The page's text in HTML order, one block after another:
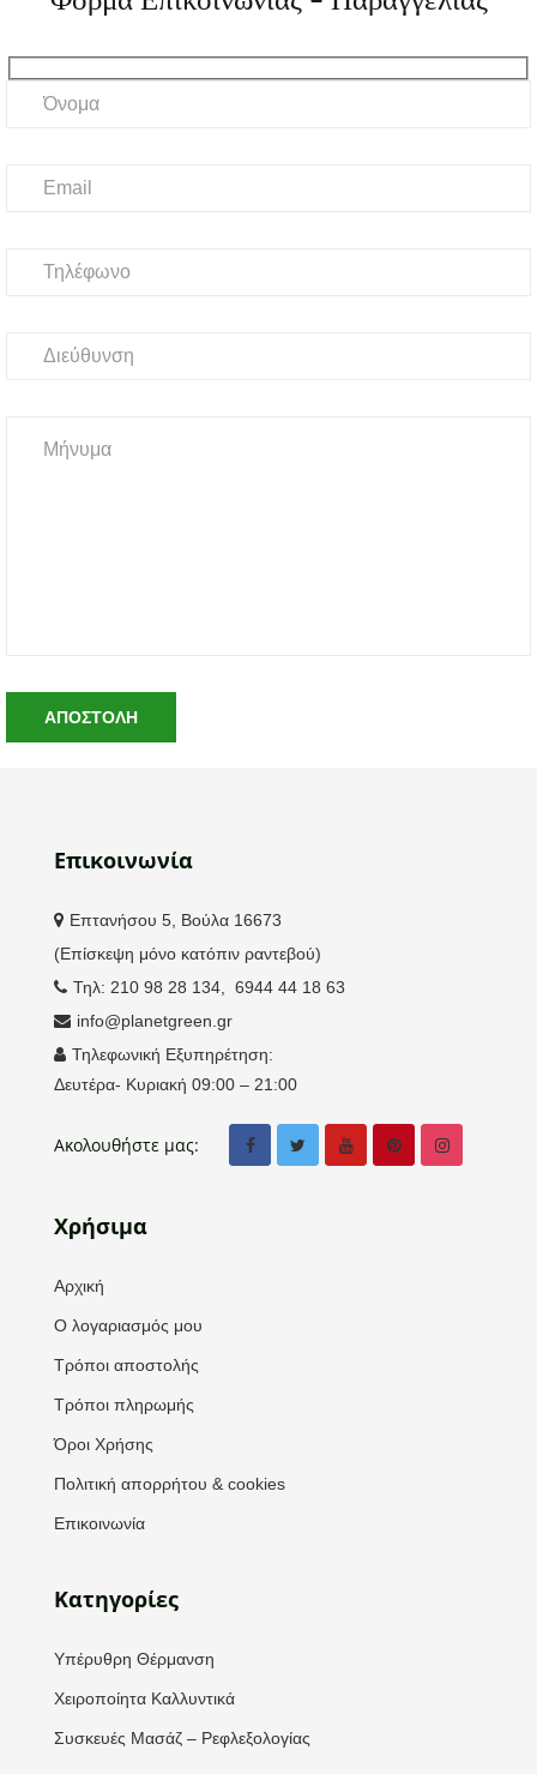
Επικοινωνία
Επτανήσου 5, Βούλα 16673
(Επίσκεψη μόνο κατόπιν ραντεβού)
Τηλ: 210 98 28 134, 6944 44 18 63
info@planetgreen.gr
Τηλεφωνική Εξυπηρέτηση:
Δευτέρα- Κυριακή 09:00 – 21:00
Ακολουθήστε μας:
Χρήσιμα
Αρχική
Ο λογαριασμός μου
Τρόποι αποστολής
Τρόποι πληρωμής
Όροι Χρήσης
Πολιτική απορρήτου & cookies
Επικοινωνία
Κατηγορίες
Υπέρυθρη Θέρμανση
Χειροποίητα Καλλυντικά
Συσκευές Μασάζ – Ρεφλεξολογίας